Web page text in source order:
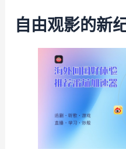
自由观影的新